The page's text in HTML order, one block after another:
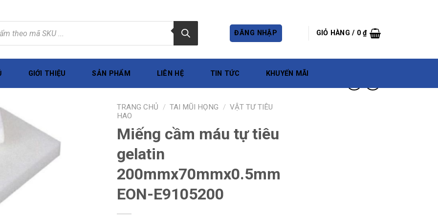
ĐĂNG NHẬP GIỎ HÀNG / 0₫
GIỚI THIỆU SẢN PHẨM LIÊN HỆ TIN TỨC KHUYẾN MÃI
TRANG CHỦ / TAI MŨI HỌNG / VẬT TƯ TIÊU
HAO
Miếng cầm máu tự tiêu
gelatin
200mmx70mmx0.5mm
EON-E9105200